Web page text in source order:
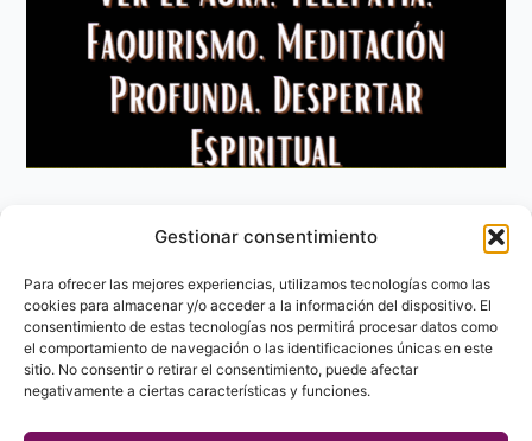
Gestionar consentimiento
Para ofrecer las mejores experiencias, utilizamos tecnologías como las
cookies para almacenar y/o acceder a la información del dispositivo. El
consentimiento de estas tecnologías nos permitirá procesar datos como
el comportamiento de navegación o las identificaciones únicas en este
sitio. No consentir o retirar el consentimiento, puede afectar
negativamente a ciertas características y funciones.
Aviso Legal
Política de privacidad
Política de Cookies
Contacto